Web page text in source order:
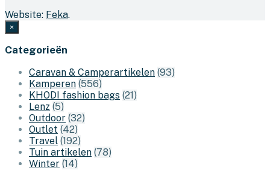
Website: Feka.
×
Categorieën
Caravan & Camperartikelen (93)
Kamperen (556)
KHODI fashion bags (21)
Lenz (5)
Outdoor (32)
Outlet (42)
Travel (192)
Tuin artikelen (78)
Winter (14)